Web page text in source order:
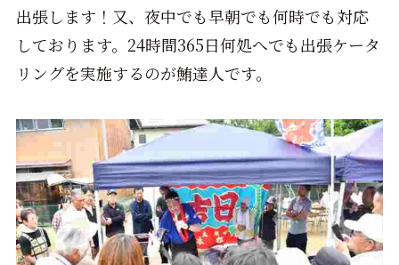
出張します！又、夜中でも早朝でも何時でも対応
しております。24時間365日何処へでも出張ケータ
リングを実施するのが鮪達人です。